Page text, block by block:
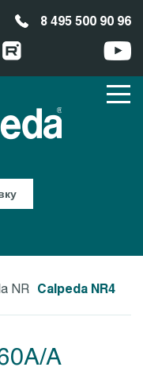
8 495 500 90 96
NR Calpeda NR4
A